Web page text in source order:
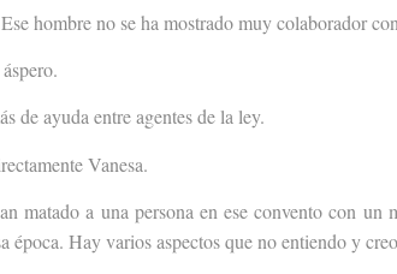
hombre no se ha mostrado muy colaborador
de ayuda entre agentes de la ley.
Vanesa.
matado a una persona en ese convento con un
época. Hay varios aspectos que no entiendo y